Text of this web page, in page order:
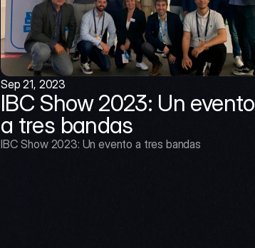
Sep 21, 2023
IBC Show 2023: Un evento
a tres bandas
IBC Show 2023: Un evento a tres bandas